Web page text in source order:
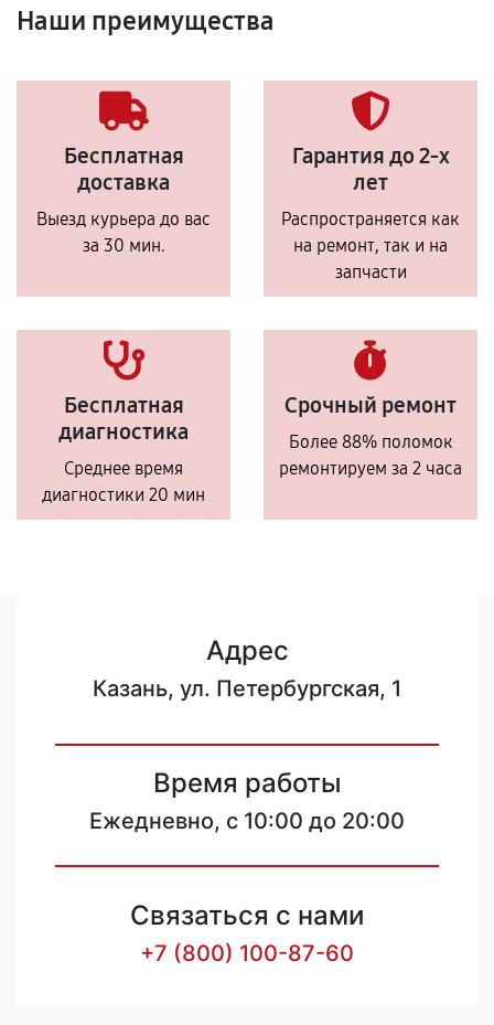
Наши преимущества
Бесплатная
доставка
Выезд курьера до вас
за 30 мин.
Гарантия до 2-х
лет
Распространяется как
на ремонт, так и на
запчасти
Бесплатная
диагностика
Среднее время
диагностики 20 мин
Срочный ремонт
Более 88% поломок
ремонтируем за 2 часа
Адрес
Казань, ул. Петербургская, 1
Время работы
Ежедневно, с 10:00 до 20:00
Связаться с нами
+7 (800) 100-87-60